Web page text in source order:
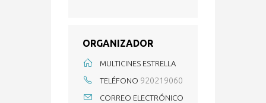
ORGANIZADOR
MULTICINES ESTRELLA
TELÉFONO 920219060
CORREO ELECTRÓNICO